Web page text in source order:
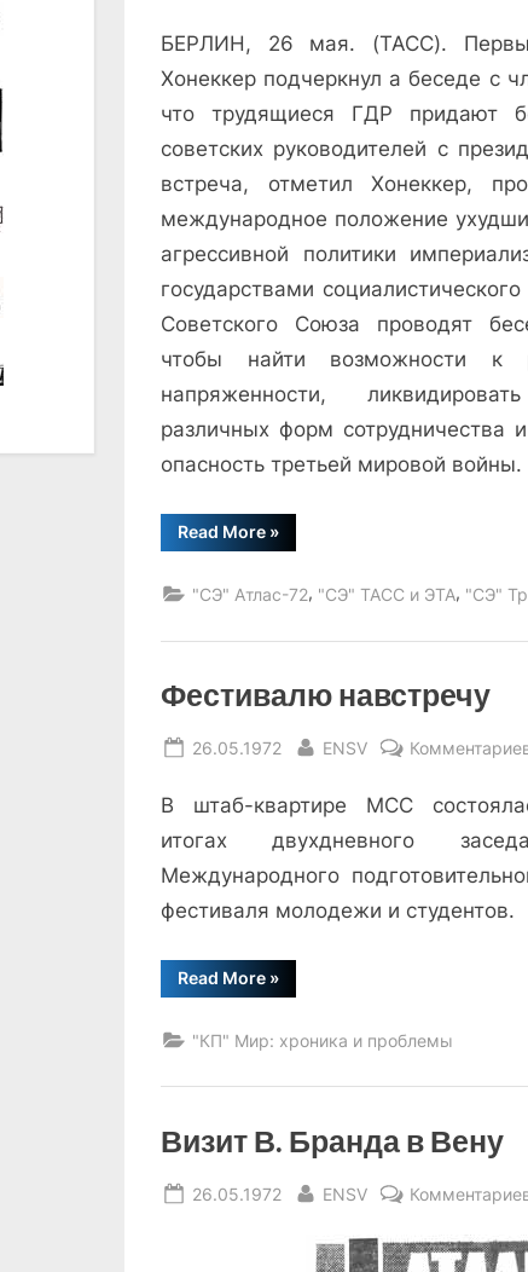
БЕРЛИН, 26 мая. (ТАСС).
Хонеккер подчеркнул а беседе с
что трудящиеся ГДР придают
советских руководителей с
встреча, отметил Хонеккер,
международное положение
агрессивной политики
государствами
Советского Союза проводят
чтобы найти возможности к
напряженности,
различных форм сотрудничества
опасность третьей мировой войны.
Read More“Э.
Хоннекер
американских
»
"СЭ" Атлас-72, "СЭ" ТАСС и ЭТА, "СЭ"
Фестивалю навстречу
Posted
26.05.1972 By
ENSV
В штаб-квартире МСС
итогах двухдневного
Международного
фестиваля молодежи и студентов.
Read More“Фестивалю
навстречу”
»
"КП" Мир: хроника и проблемы
Визит В. Бранда в Вену
Posted
26.05.1972 By
ENSV